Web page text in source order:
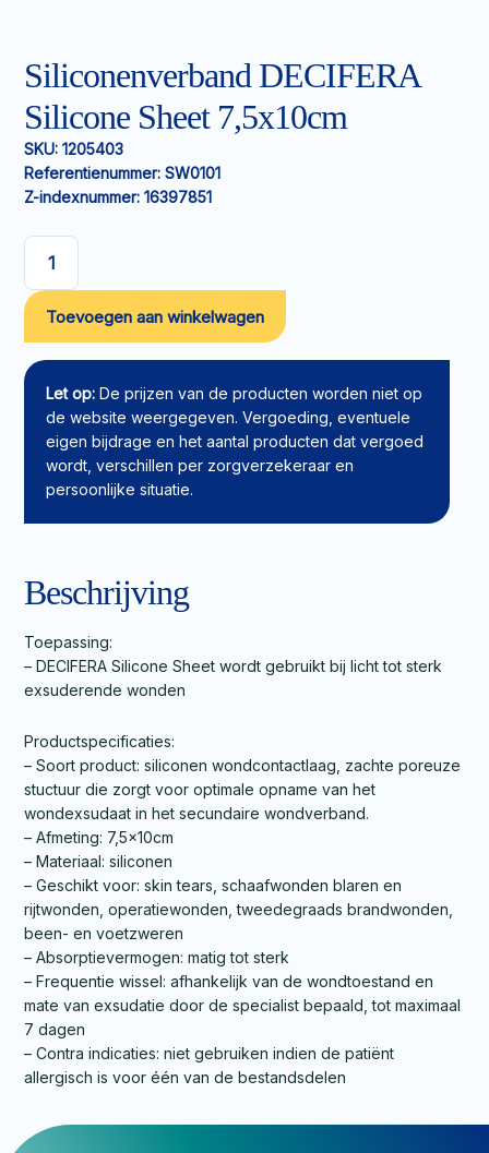
Siliconenverband DECIFERA
Silicone Sheet 7,5x10cm
SKU: 1205403
Referentienummer: SW0101
Z-indexnummer: 16397851
Siliconenverband
DECIFERA
Silicone
Sheet
7,5x10cm
aantal
Toevoegen aan winkelwagen
Let op: De prijzen van de producten worden niet op
de website weergegeven. Vergoeding, eventuele
eigen bijdrage en het aantal producten dat vergoed
wordt, verschillen per zorgverzekeraar en
persoonlijke situatie.
Beschrijving
Toepassing:
– DECIFERA Silicone Sheet wordt gebruikt bij licht tot sterk
exsuderende wonden
Productspecificaties:
– Soort product: siliconen wondcontactlaag, zachte poreuze
stuctuur die zorgt voor optimale opname van het
wondexsudaat in het secundaire wondverband.
– Afmeting: 7,5x10cm
– Materiaal: siliconen
– Geschikt voor: skin tears, schaafwonden blaren en
rijtwonden, operatiewonden, tweedegraads brandwonden,
been- en voetzweren
– Absorptievermogen: matig tot sterk
– Frequentie wissel: afhankelijk van de wondtoestand en
mate van exsudatie door de specialist bepaald, tot maximaal
7 dagen
– Contra indicaties: niet gebruiken indien de patiënt
allergisch is voor één van de bestandsdelen